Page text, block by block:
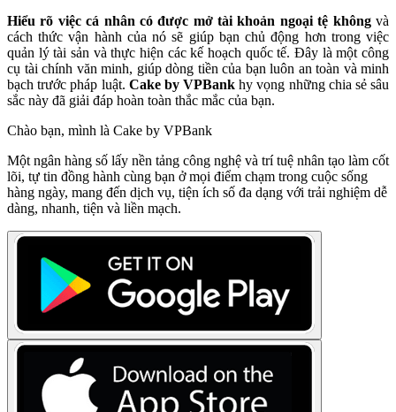
Hiểu rõ việc cá nhân có được mở tài khoản ngoại tệ không và
cách thức vận hành của nó sẽ giúp bạn chủ động hơn trong việc
quản lý tài sản và thực hiện các kế hoạch quốc tế. Đây là một công
cụ tài chính văn minh, giúp dòng tiền của bạn luôn an toàn và minh
bạch trước pháp luật. Cake by VPBank hy vọng những chia sẻ sâu
sắc này đã giải đáp hoàn toàn thắc mắc của bạn.
Chào bạn, mình là Cake by VPBank
Một ngân hàng số lấy nền tảng công nghệ và trí tuệ nhân tạo làm cốt
lõi, tự tin đồng hành cùng bạn ở mọi điểm chạm trong cuộc sống
hàng ngày, mang đến dịch vụ, tiện ích số đa dạng với trải nghiệm dễ
dàng, nhanh, tiện và liền mạch.